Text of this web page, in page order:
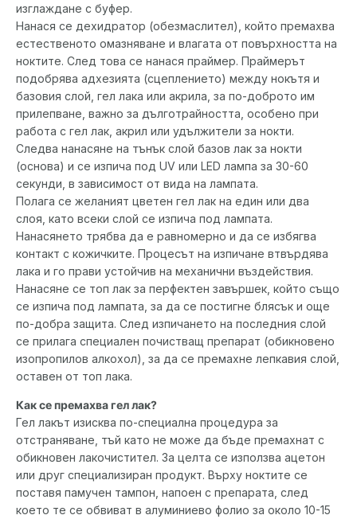
изглаждане с буфер.
Нанася се дехидратор (обезмаслител), който премахва
естественото омазняване и влагата от повърхността на
ноктите. След това се нанася праймер. Праймерът
подобрява адхезията (сцеплението) между нокътя и
базовия слой, гел лака или акрила, за по-доброто им
прилепване, важно за дълготрайността, особено при
работа с гел лак, акрил или удължители за нокти.
Следва нанасяне на тънък слой базов лак за нокти
(основа) и се изпича под UV или LED лампа за 30-60
секунди, в зависимост от вида на лампата.
Полага се желаният цветен гел лак на един или два
слоя, като всеки слой се изпича под лампата.
Нанасянето трябва да е равномерно и да се избягва
контакт с кожичките. Процесът на изпичане втвърдява
лака и го прави устойчив на механични въздействия.
Нанасяне се топ лак за перфектен завършек, който също
се изпича под лампата, за да се постигне блясък и още
по-добра защита. След изпичането на последния слой
се прилага специален почистващ препарат (обикновено
изопропилов алкохол), за да се премахне лепкавия слой,
оставен от топ лака.
Как се премахва гел лак?
Гел лакът изисква по-специална процедура за
отстраняване, тъй като не може да бъде премахнат с
обикновен лакочистител. За целта се използва ацетон
или друг специализиран продукт. Върху ноктите се
поставя памучен тампон, напоен с препарата, след
което те се обвиват в алуминиево фолио за около 10-15